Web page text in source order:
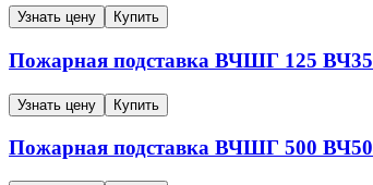
Узнать цену Купить
Пожарная подставка ВЧШГ 125 ВЧ35
Узнать цену Купить
Пожарная подставка ВЧШГ 500 ВЧ50